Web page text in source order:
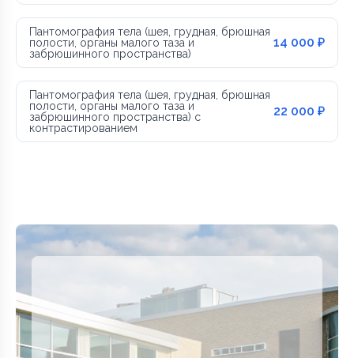
Пантомография тела (шея, грудная, брюшная
полости, органы малого таза и
забрюшинного пространства)
14 000 ₽
Пантомография тела (шея, грудная, брюшная
полости, органы малого таза и
забрюшинного пространства) с
контрастированием
22 000 ₽